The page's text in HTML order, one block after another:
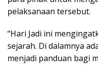
pelaksanaan tersebut.
“Hari Jadi ini
sejarah. Di dalamnya
menjadi panduan bagi